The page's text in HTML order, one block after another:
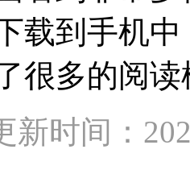
载到手机
很多的阅
新时间：